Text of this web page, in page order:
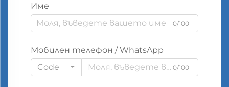
Име
0/100
Мобилен телефон / WhatsApp
Code
0/100